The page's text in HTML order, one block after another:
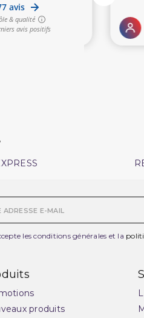
les conditions générales et la
produits